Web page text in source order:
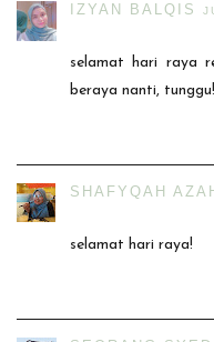
IZYAN BALQIS
selamat hari raya
beraya nanti,
SHAFYQAH
selamat hari raya!